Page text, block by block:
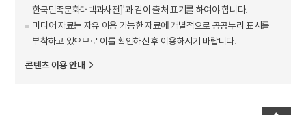
한국민족문화대백과사전]'과 같이 출처 표기를 하여야 합니다.
미디어 자료는 자유 이용 가능한 자료에 개별적으로 공공누리 표시를
부착하고 있으므로 이를 확인하신 후 이용하시기 바랍니다.
콘텐츠 이용 안내